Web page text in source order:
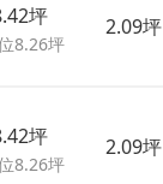
坪
8.26坪
2.09坪
坪
8.26坪
2.09坪